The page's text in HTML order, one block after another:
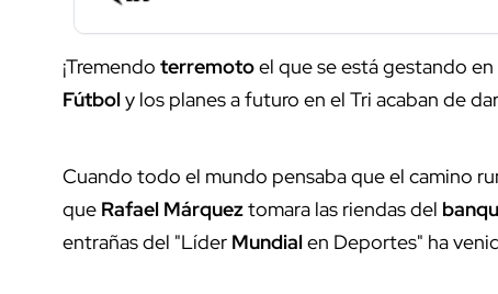
¡Tremendo terremotoel que se está gestando en
Fútboly los planes a futuro en el Tri acaban de
Cuando todo el mundo pensaba que el camino
que Rafael Márqueztomara las riendas del
entrañas del "Líder Mundialen Deportes" ha